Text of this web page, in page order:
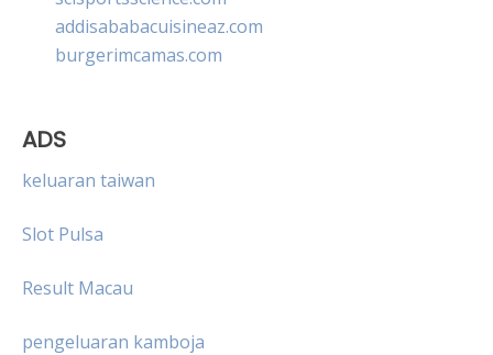
addisababacuisineaz.com
burgerimcamas.com
ADS
keluaran taiwan
Slot Pulsa
Result Macau
pengeluaran kamboja